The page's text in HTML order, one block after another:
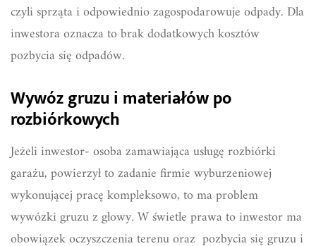
czyli sprząta i odpowiednio zagospodarowuje odpady. Dla
inwestora oznacza to brak dodatkowych kosztów
pozbycia się odpadów.
Wywóz gruzu i materiałów po
rozbiórkowych
Jeżeli inwestor- osoba zamawiająca usługę rozbiórki
garażu, powierzył to zadanie firmie wyburzeniowej
wykonującej pracę kompleksowo, to ma problem
wywózki gruzu z głowy. W świetle prawa to inwestor ma
obowiązek oczyszczenia terenu oraz pozbycia się gruzu i